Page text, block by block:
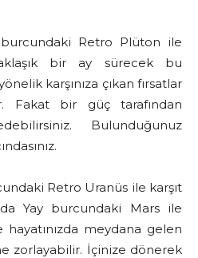
Retro Plüton ile
bir ay sürecek bu
karşınıza çıkan fırsatlar
Fakat bir güç tarafından
Bulunduğunuz
Retro Uranüs ile karşıt
Yay burcundaki Mars ile
hayatınızda meydana gelen
zorlayabilir. İçinize dönerek